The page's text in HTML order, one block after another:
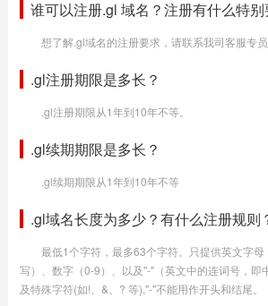
谁可以注册.gl 域名？注册有什么特别
想了解.gl域名的注册要求，请联系我司客服专员
.gl注册期限是多长？
.gl注册期限从1年到10年不等。
.gl续期期限是多长？
.gl续期期限从1年到10年不等
.gl域名长度为多少？有什么注册规则
最低1个字符，最多63个字符。只提供英文字
写）、数字（0-9）、以及"-"（英文中的连词号，即
及特殊字符(如!、&、? 等),"-"不能用作开头和结尾。